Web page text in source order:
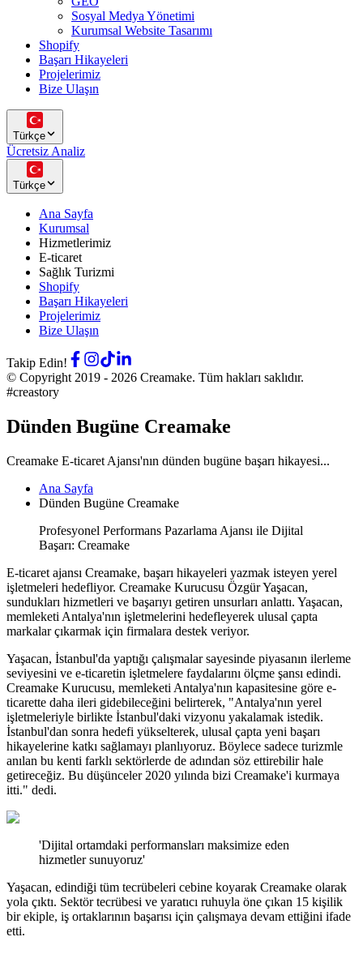
Sosyal Medya Yönetimi
Kurumsal Website Tasarımı
Shopify
Başarı Hikayeleri
Projelerimiz
Bize Ulaşın
Türkçe
Ücretsiz Analiz
Türkçe
Ana Sayfa
Kurumsal
Hizmetlerimiz
E-ticaret
Sağlık Turizmi
Shopify
Başarı Hikayeleri
Projelerimiz
Bize Ulaşın
Takip Edin!
© Copyright 2019 - 2026 Creamake. Tüm hakları saklıdır.
#creastory
Dünden Bugüne Creamake
Creamake E-ticaret Ajansı'nın dünden bugüne başarı hikayesi...
Ana Sayfa
Dünden Bugüne Creamake
Profesyonel Performans Pazarlama Ajansı ile Dijital
Başarı: Creamake
E-ticaret ajansı Creamake, başarı hikayeleri yazmak isteyen yerel
işletmeleri hedefliyor. Creamake Kurucusu Özgür Yaşacan,
sundukları hizmetleri ve başarıyı getiren unsurları anlattı. Yaşacan,
memleketi Antalya'nın işletmelerini hedefleyerek ulusal çapta
markalar çıkarmak için firmalara destek veriyor.
Yaşacan, İstanbul'da yaptığı çalışmalar sayesinde piyasanın ilerleme
seviyesini ve e-ticaretin işletmelere faydalarını ölçme şansı edindi.
Creamake Kurucusu, memleketi Antalya'nın kapasitesine göre e-
ticarette daha ileri gidebileceğini belirterek, "Antalya'nın yerel
işletmeleriyle birlikte İstanbul'daki vizyonu yakalamak istedik.
İstanbul'dan sonra hedefi yükselterek, ulusal çapta yeni başarı
hikayelerine katkı sağlamayı planlıyoruz. Böylece sadece turizmle
anılan bu kenti farklı sektörlerde de adından söz ettirebilir hale
getireceğiz. Bu düşünceler 2020 yılında bizi Creamake'i kurmaya
itti." dedi.
'Dijital ortamdaki performansları maksimize eden
hizmetler sunuyoruz'
Yaşacan, edindiği tüm tecrübeleri cebine koyarak Creamake olarak
yola çıktı. Sektör tecrübesi ve yaratıcı ruhuyla öne çıkan 15 kişilik
bir ekiple, iş ortaklarının başarısı için çalışmaya devam ettiğini ifade
etti.